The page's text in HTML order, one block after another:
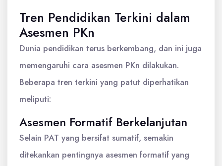
Tren Pendidikan Terkini dalam
Asesmen PKn
Dunia pendidikan terus berkembang, dan ini juga
memengaruhi cara asesmen PKn dilakukan.
Beberapa tren terkini yang patut diperhatikan
meliputi:
Asesmen Formatif Berkelanjutan
Selain PAT yang bersifat sumatif, semakin
ditekankan pentingnya asesmen formatif yang